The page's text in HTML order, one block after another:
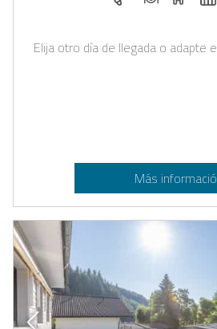
Elija otro día de llegada o adapte
Más